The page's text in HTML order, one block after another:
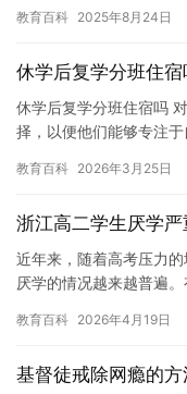
感到…
教育百科 2025年8月24日
休学后复学分班住宿
休学后复学分班住宿吗
择，以便他们能够专注
些调整，…
教育百科 2026年3月25日
浙江高二学生厌学严
近年来，随着高考压力
厌学的情况越来越普遍
重的…
教育百科 2026年4月19日
基督徒戒除网瘾的方